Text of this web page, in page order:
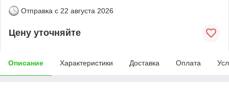
Отправка с 22 августа 2026
Цену уточняйте
Описание Характеристики Доставка Оплата